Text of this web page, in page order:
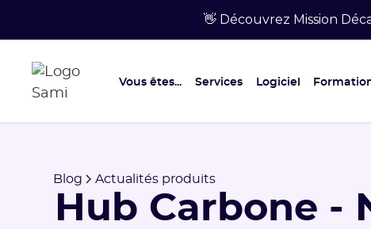
👋 Découvrez Mission
Vous êtes... Services Logiciel
Blog Actualités produits
Hub Carbone -